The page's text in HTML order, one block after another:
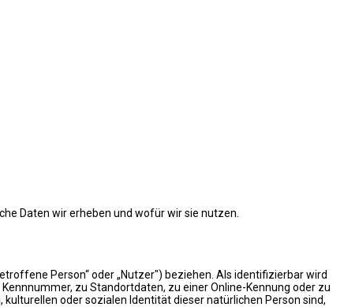
Daten wir erheben und wofür wir sie nutzen.
Person“ oder „Nutzer") beziehen. Als identifizierbar wird
zu Standortdaten, zu einer Online-Kennung oder zu
oder sozialen Identität dieser natürlichen Person sind,